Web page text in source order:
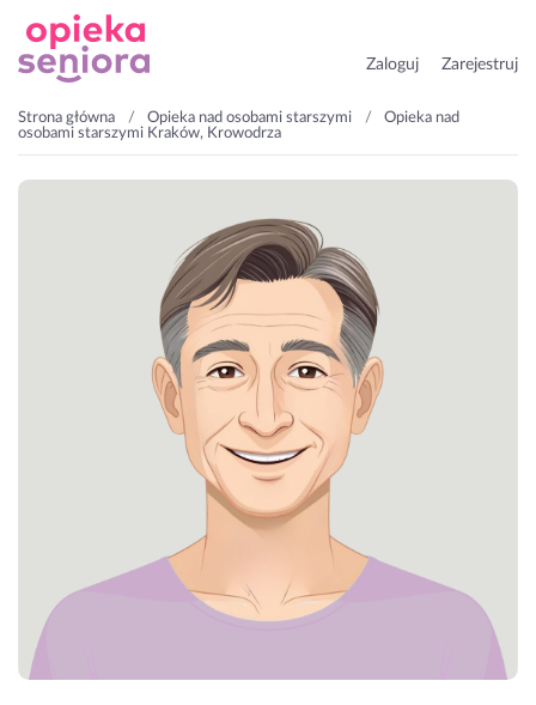
Zaloguj Zarejestruj
Strona główna Opieka nad osobami starszymi
Opieka nad
osobami starszymi Kraków, Krowodrza